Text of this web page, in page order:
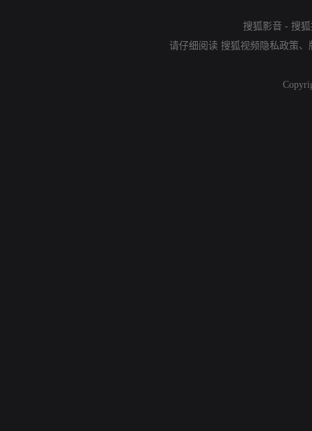
搜狐影音 - 搜
请仔细阅读 搜狐视频隐私政策、